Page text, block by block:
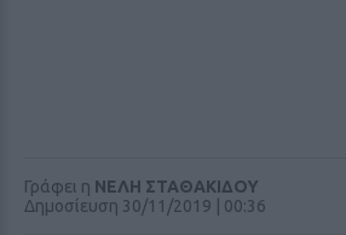
Γράφει η ΝΕΛΗ ΣΤΑΘΑΚΙΔΟΥ
Δημοσίευση 30/11/2019 | 00:36